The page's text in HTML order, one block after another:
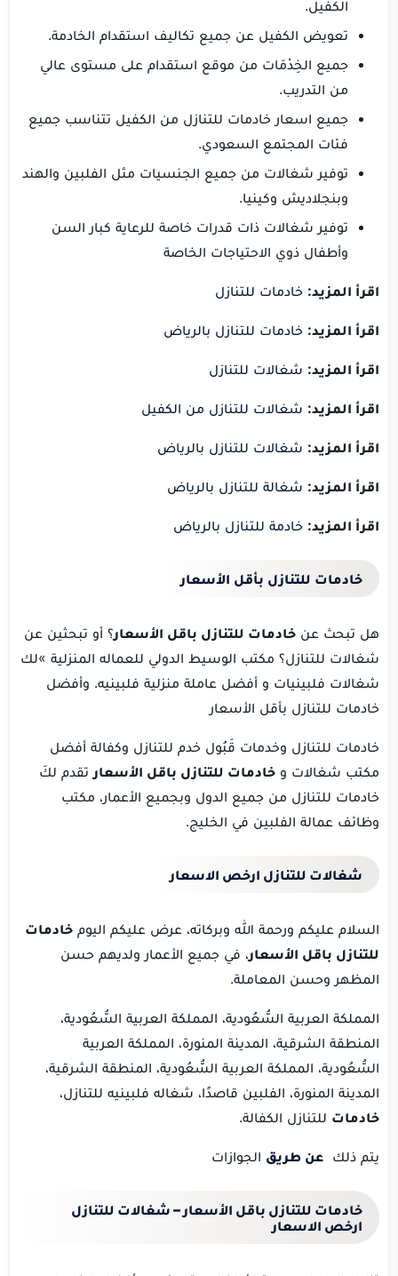
الكفيل.
تعويض الكفيل عن جميع تكاليف استقدام الخادمة.
جميع الخِدْمَات من موقع استقدام على مستوى عالي
من التدريب.
جميع اسعار خادمات للتنازل من الكفيل تتناسب جميع
فئات المجتمع السعودي.
توفير شغالات من جميع الجنسيات مثل الفلبين والهند
وبنجلاديش وكينيا.
توفير شغالات ذات قدرات خاصة للرعاية كبار السن
وأطفال ذوي الاحتياجات الخاصة
اقرأ المزيد: خادمات للتنازل
اقرأ المزيد: خادمات للتنازل بالرياض
اقرأ المزيد: شغالات للتنازل
اقرأ المزيد: شغالات للتنازل من الكفيل
اقرأ المزيد: شغالات للتنازل بالرياض
اقرأ المزيد: شغالة للتنازل بالرياض
اقرأ المزيد: خادمة للتنازل بالرياض
خادمات للتنازل بأقل الأسعار
هل تبحث عن خادمات للتنازل باقل الأسعار؟ أو تبحثين عن
شغالات للتنازل؟ مكتب الوسيط الدولي للعماله المنزلية »لك
شغالات فلبينيات و أفضل عاملة منزلية فلبينيه. وأفضل
خادمات للتنازل بأقل الأسعار
خادمات للتنازل وخدمات قَبُول خدم للتنازل وكفالة أفضل
مكتب شغالات و خادمات للتنازل باقل الأسعار تقدم لكَ
خادمات للتنازل من جميع الدول وبجميع الأعمار، مكتب
وظائف عمالة الفلبين في الخليج.
شغالات للتنازل ارخص الاسعار
السلام عليكم ورحمة الله وبركاته، عرض عليكم اليوم خادمات
للتنازل باقل الأسعار، في جميع الأعمار ولديهم حسن
المظهر وحسن المعاملة.
المملكة العربية السُّعُودية، المملكة العربية السُّعُودية،
المنطقة الشرقية، المدينة المنورة، المملكة العربية
السُّعُودية، المملكة العربية السُّعُودية، المنطقة الشرقية،
المدينة المنورة، الفلبين قاصدًا، شغاله فلبينيه للتنازل،
خادمات للتنازل الكفالة.
يتم ذلك عن طريق الجوازات
خادمات للتنازل باقل الأسعار – شغالات للتنازل
ارخص الاسعار